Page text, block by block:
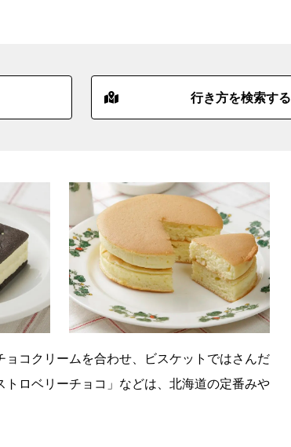
行き方を検索する
コクリームを合わせ、ビスケットではさんだ
ロベリーチョコ」などは、北海道の定番みや